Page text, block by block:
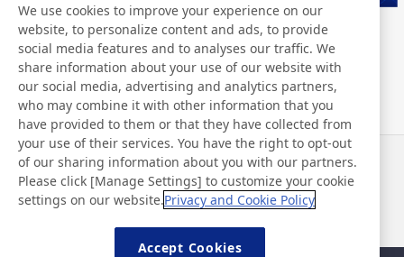
Nitto Group Integrated Report Nitto Library
Notícias
Contato
Perguntas frequentes
We use cookies to improve your experience on our
website, to personalize content and ads, to provide
social media features and to analyses our traffic. We
share information about your use of our website with
our social media, advertising and analytics partners,
who may combine it with other information that you
have provided to them or that they have collected from
your use of their services. You have the right to opt-out
of our sharing information about you with our partners.
Please click [Manage Settings] to customize your cookie
settings on our website.Privacy and Cookie Policy
Accept Cookies